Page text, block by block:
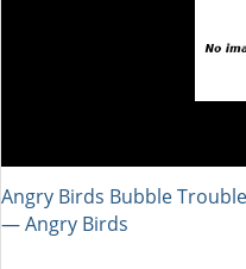
Angry Birds Bubble
― Angry Birds